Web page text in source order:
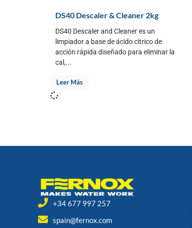
DS40 Descaler & Cleaner 2kg
DS40 Descaler and Cleaner es un
limpiador a base de ácido cítrico de
acción rápida diseñado para eliminar la
cal,...
Leer Más
+34 677 997 257
spain@fernox.com